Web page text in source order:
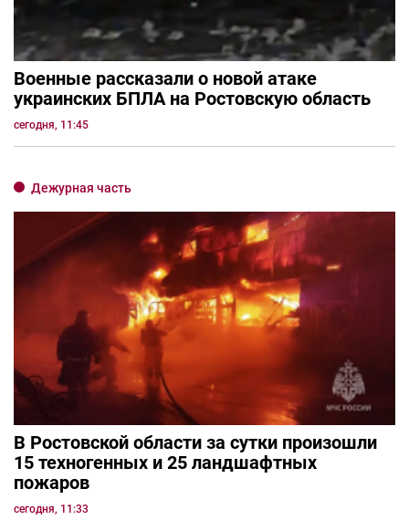
Военные рассказали о новой атаке
украинских БПЛА на Ростовскую область
сегодня, 11:45
Дежурная часть
В Ростовской области за сутки произошли
15 техногенных и 25 ландшафтных
пожаров
сегодня, 11:33